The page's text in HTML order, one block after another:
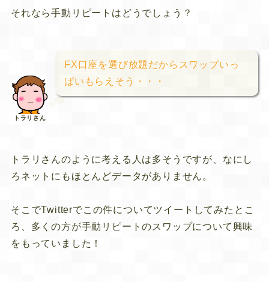
それなら手動リピートはどうでしょう？
トラリさん
FX口座を選び放題だからスワップいっ
ぱいもらえそう・・・
トラリさんのように考える人は多そうですが、なにし
ろネットにもほとんどデータがありません。
そこでTwitterでこの件についてツイートしてみたとこ
ろ、多くの方が手動リピートのスワップについて興味
をもっていました！